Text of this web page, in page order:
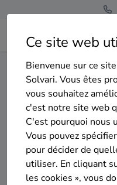
Ce site web
Bienvenue sur ce
Solvari. Vous êtes
vous souhaitez
c'est notre site web
C'est pourquoi nous
Vous pouvez
pour décider de
utiliser. En cliquant
les cookies », vous
Home Isolation du sol
Gratuit
Top 20 des entreprises
d'isolation